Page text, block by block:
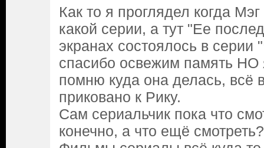
Как то я проглядел когда
какой серии, а тут "Ее
экранах состоялось в серии
спасибо освежим память НО
помню куда она делась, всё
приковано к Рику.
Сам сериальчик пока что
конечно, а что ещё смотреть?